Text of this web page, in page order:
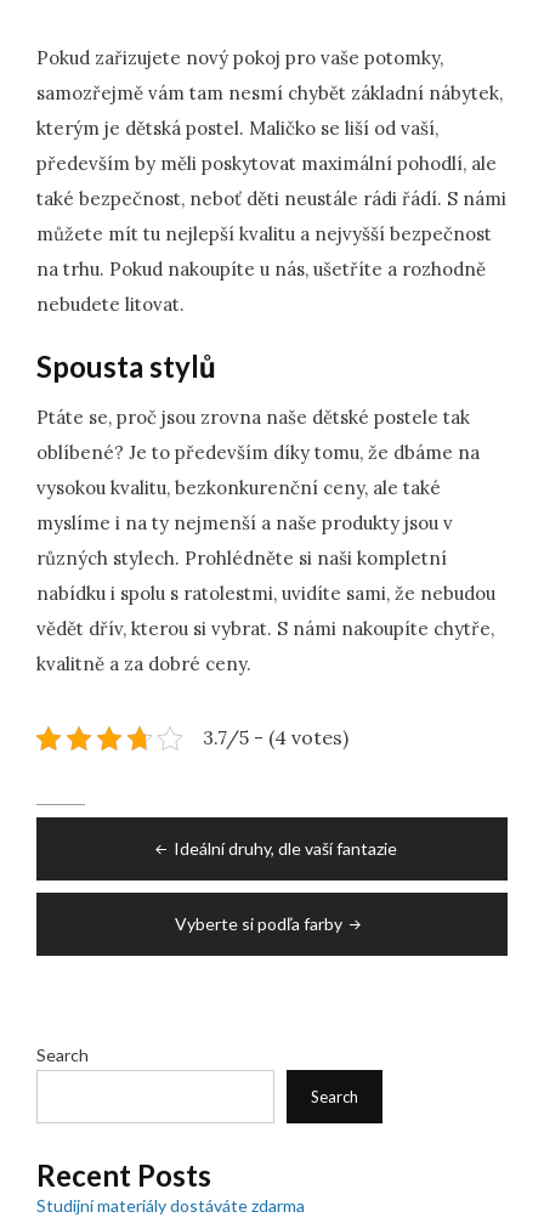
Pokud zařizujete nový pokoj pro vaše potomky,
samozřejmě vám tam nesmí chybět základní nábytek,
kterým je dětská postel. Maličko se liší od vaší,
především by měli poskytovat maximální pohodlí, ale
také bezpečnost, neboť děti neustále rádi řádí. S námi
můžete mít tu nejlepší kvalitu a nejvyšší bezpečnost
na trhu. Pokud nakoupíte u nás, ušetříte a rozhodně
nebudete litovat.
Spousta stylů
Ptáte se, proč jsou zrovna naše dětské postele tak
oblíbené? Je to především díky tomu, že dbáme na
vysokou kvalitu, bezkonkurenční ceny, ale také
myslíme i na ty nejmenší a naše produkty jsou v
různých stylech. Prohlédněte si naši kompletní
nabídku i spolu s ratolestmi, uvidíte sami, že nebudou
vědět dřív, kterou si vybrat. S námi nakoupíte chytře,
kvalitně a za dobré ceny.
3.7/5 - (4 votes)
navigation
Ideální druhy, dle vaší fantazie
Vyberte si podľa farby
Search
Search
Recent Posts
Studijní materiály dostáváte zdarma